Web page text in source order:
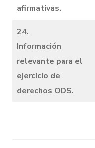
afirmativas.
24.
Información
relevante para el
ejercicio de
derechos ODS.